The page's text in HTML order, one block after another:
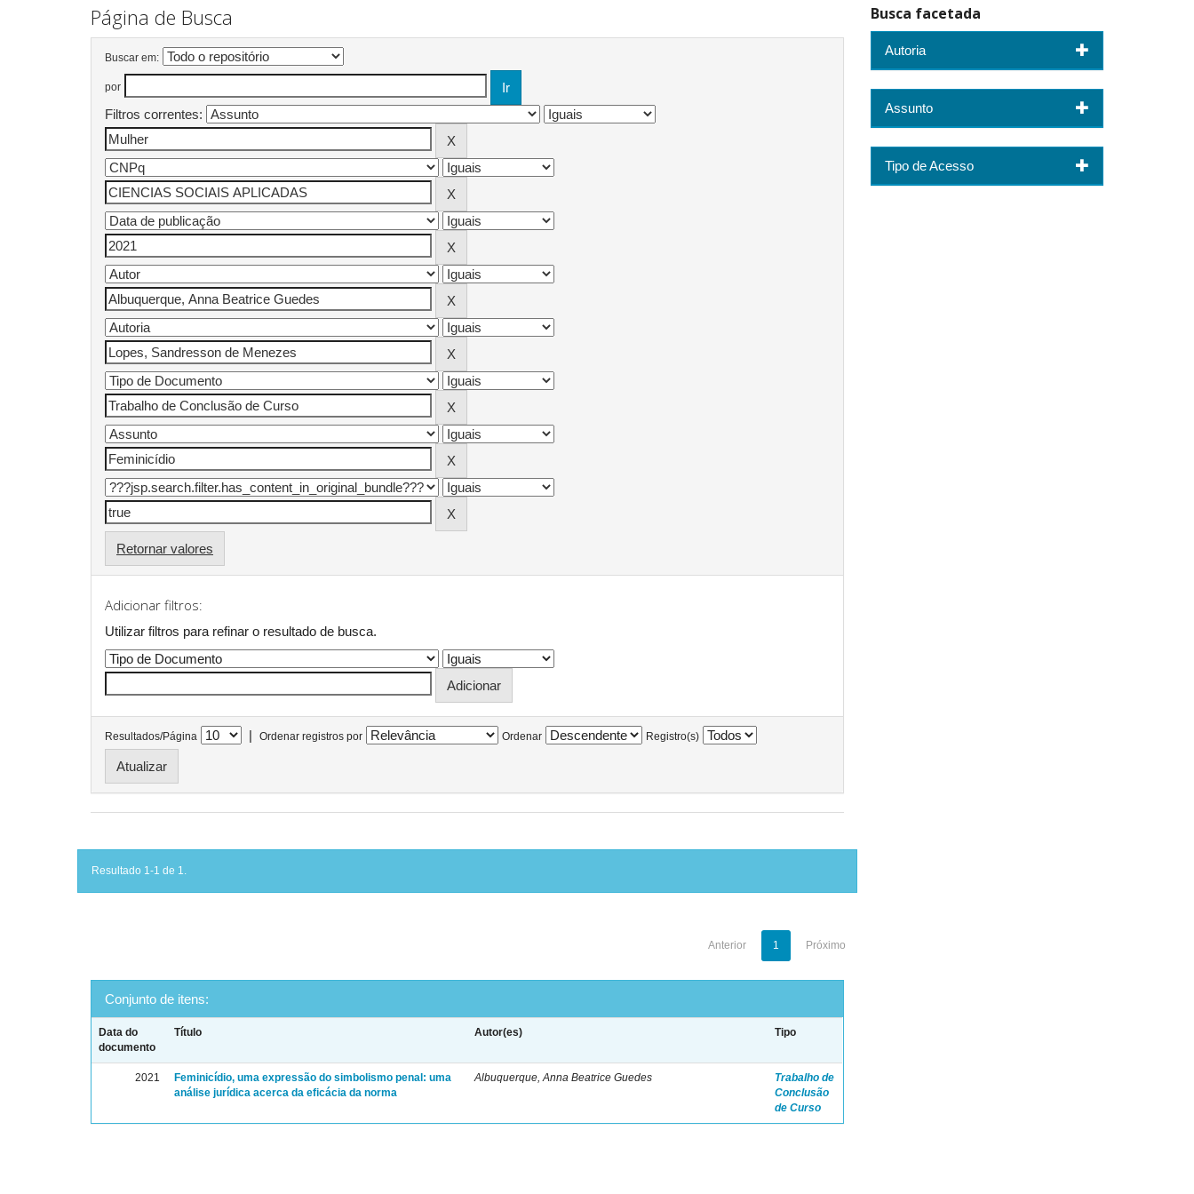
Página de Busca
Buscar em:
por
Filtros correntes:
Retornar valores
Adicionar filtros:
Utilizar filtros para refinar o resultado de busca.
Resultados/Página | Ordenar registros por Ordenar Registro(s)
Resultado 1-1 de 1.
Anterior 1 Próximo
Conjunto de itens:
Data do
documento
Título Autor(es) Tipo
2021
Feminicídio, uma expressão do simbolismo penal: uma
análise jurídica acerca da eficácia da norma
Albuquerque, Anna Beatrice Guedes
Trabalho de
Conclusão
de Curso
Busca facetada
Autoria
Assunto
Tipo de Acesso